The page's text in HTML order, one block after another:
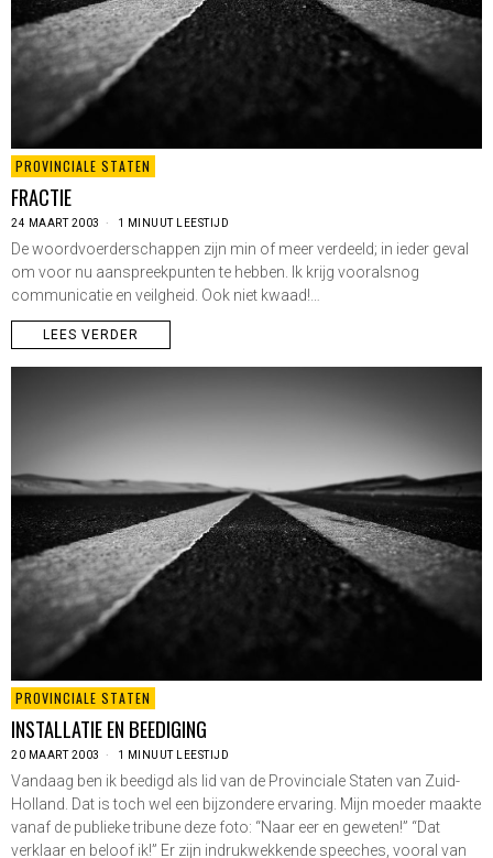
PROVINCIALE STATEN
FRACTIE
24 MAART 2003 1 MINUUT LEESTIJD
De woordvoerderschappen zijn min of meer verdeeld; in ieder geval
om voor nu aanspreekpunten te hebben. Ik krijg vooralsnog
communicatie en veilgheid. Ook niet kwaad!…
LEES VERDER
PROVINCIALE STATEN
INSTALLATIE EN BEEDIGING
20 MAART 2003 1 MINUUT LEESTIJD
Vandaag ben ik beedigd als lid van de Provinciale Staten van Zuid-
Holland. Dat is toch wel een bijzondere ervaring. Mijn moeder maakte
vanaf de publieke tribune deze foto: “Naar eer en geweten!” “Dat
verklaar en beloof ik!” Er zijn indrukwekkende speeches, vooral van